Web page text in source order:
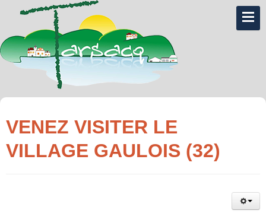
VENEZ VISITER LE
VILLAGE GAULOIS (32)